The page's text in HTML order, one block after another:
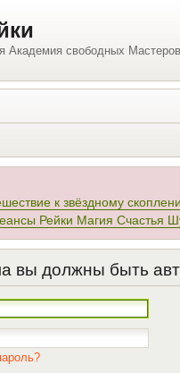
Академия свободных
к звёздному
Рейки Магия Счастья
вы должны быть